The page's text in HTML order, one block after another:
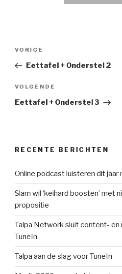
Vorig
bericht
VORIGE
Eettafel + Onderstel 2
Volgend
bericht
VOLGENDE
Eettafel + Onderstel 3
RECENTE BERICHTEN
Online podcast luisteren dit
Slam wil ‘keihard boosten’ met
propositie
Talpa Network sluit content-
TuneIn
Talpa aan de slag voor TuneIn